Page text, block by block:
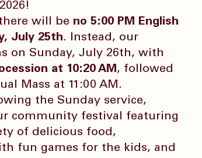
will be no 5:00 PM English
July 25th. Instead, our
on Sunday, July 26th, with
at 10:20 AM, followed
Mass at 11:00 AM.
the Sunday service,
community festival featuring
of delicious food,
fun games for the kids, and